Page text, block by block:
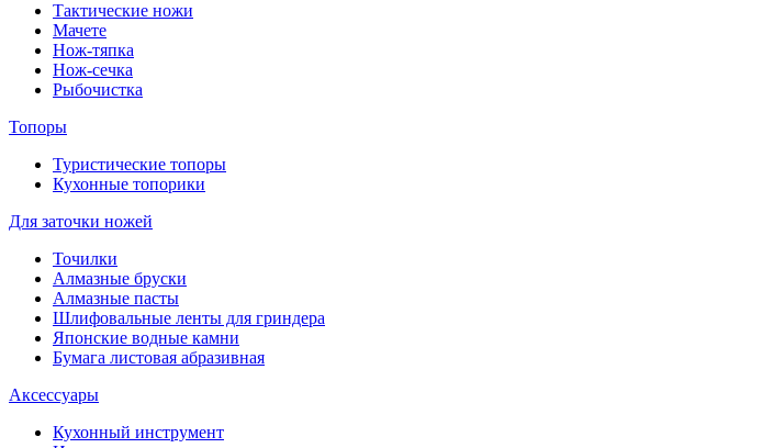
Тактические ножи
Мачете
Нож-тяпка
Нож-сечка
Рыбочистка
Топоры
Туристические топоры
Кухонные топорики
Для заточки ножей
Точилки
Алмазные бруски
Алмазные пасты
Шлифовальные ленты для гриндера
Японские водные камни
Бумага листовая абразивная
Аксессуары
Кухонный инструмент